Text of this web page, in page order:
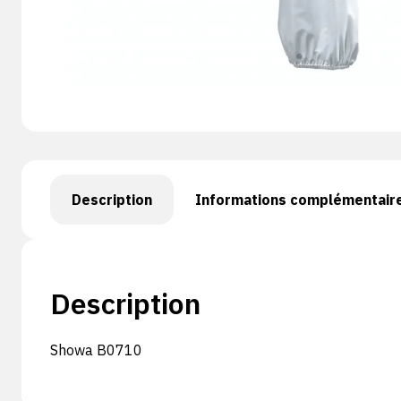
Description Informations
Description
Showa B0710